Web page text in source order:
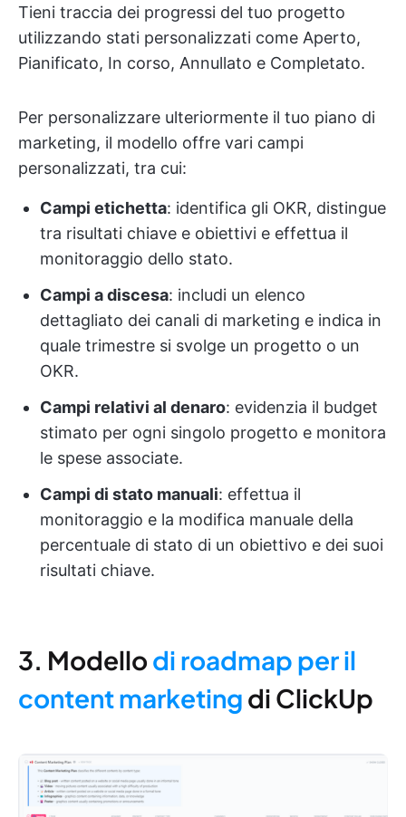
Tieni traccia dei progressi del tuo progetto
utilizzando stati personalizzati come Aperto,
Pianificato, In corso, Annullato e Completato.
Per personalizzare ulteriormente il tuo piano di
marketing, il modello offre vari campi
personalizzati, tra cui:
Campi etichetta: identifica gli OKR, distingue
tra risultati chiave e obiettivi e effettua il
monitoraggio dello stato.
Campi a discesa: includi un elenco
dettagliato dei canali di marketing e indica in
quale trimestre si svolge un progetto o un
OKR.
Campi relativi al denaro: evidenzia il budget
stimato per ogni singolo progetto e monitora
le spese associate.
Campi di stato manuali: effettua il
monitoraggio e la modifica manuale della
percentuale di stato di un obiettivo e dei suoi
risultati chiave.
3. Modello di roadmap per il
content marketing di ClickUp